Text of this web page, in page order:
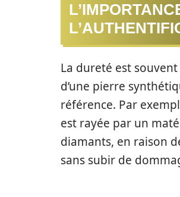
La dureté est
d’une pierre
référence. Par
est rayée par un
diamants, en raison
sans subir de